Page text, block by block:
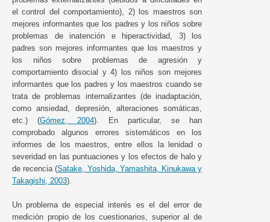
el control del comportamiento), 2) los maestros son
mejores informantes que los padres y los niños sobre
problemas de inatención e hiperactividad, 3) los
padres son mejores informantes que los maestros y
los niños sobre problemas de agresión y
comportamiento disocial y 4) los niños son mejores
informantes que los padres y los maestros cuando se
trata de problemas internalizantes (de inadaptación,
como ansiedad, depresión, alteraciones somáticas,
etc.) (Gómez, 2004). En particular, se han
comprobado algunos errores sistemáticos en los
informes de los maestros, entre ellos la lenidad o
severidad en las puntuaciones y los efectos de halo y
de recencia (Satake, Yoshida, Yamashita, Kinukawa y
Takagishi, 2003).
Un problema de especial interés es el del error de
medición propio de los cuestionarios, superior al de